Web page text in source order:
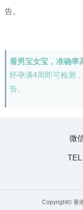
告。
看男宝女宝，准确率
怀孕满4周即可检测
告。
微
Copyright© 香